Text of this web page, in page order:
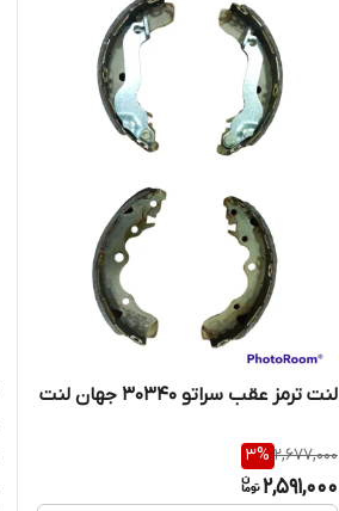
لنت ترمز عقب سراتو 30340 جهان لنت
2,677,000
3%
2,591,000